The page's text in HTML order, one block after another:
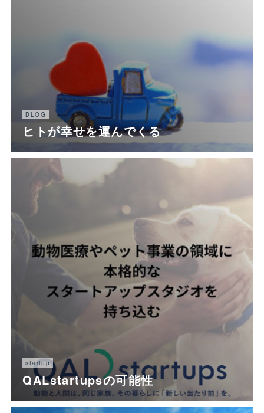
BLOG
ヒトが幸せを運んでくる
startup
QALstartupsの可能性